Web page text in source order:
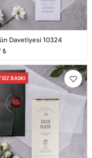
Davetiyesi 10324
₺
BASKI